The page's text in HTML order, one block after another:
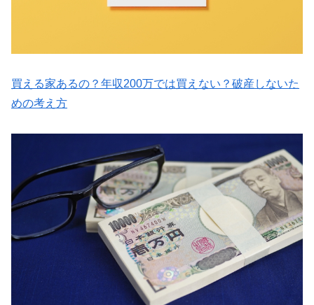
買える家あるの？年収200万では買えない？破産しないた
めの考え方